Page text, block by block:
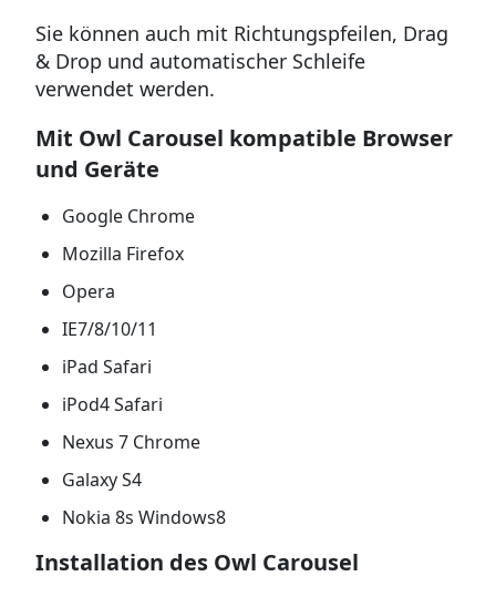
Sie können auch mit Richtungspfeilen, Drag
& Drop und automatischer Schleife
verwendet werden.
Mit Owl Carousel kompatible Browser
und Geräte
Google Chrome
Mozilla Firefox
Opera
IE7/8/10/11
iPad Safari
iPod4 Safari
Nexus 7 Chrome
Galaxy S4
Nokia 8s Windows8
Installation des Owl Carousel